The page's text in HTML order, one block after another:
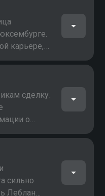
карьере,
советасделку.
о
о
её
сильно
Леблан